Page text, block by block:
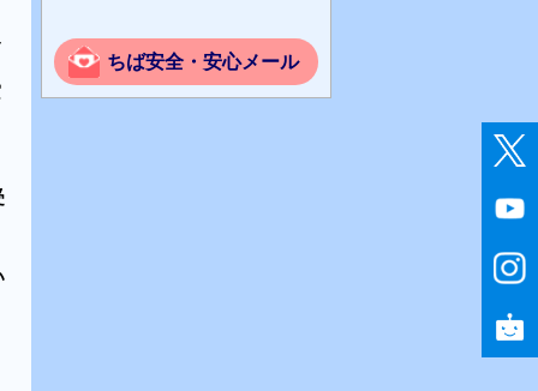
ちば安全・安心メール